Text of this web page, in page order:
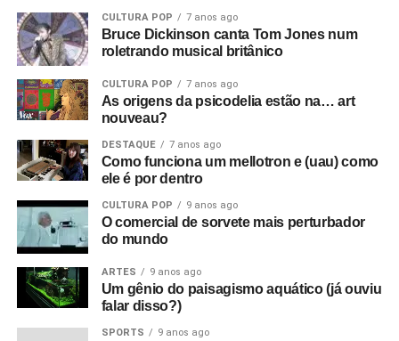
CULTURA POP 7 anos ago
Bruce Dickinson canta Tom Jones num
roletrando musical britânico
CULTURA POP 7 anos ago
As origens da psicodelia estão na… art
nouveau?
DESTAQUE 7 anos ago
Como funciona um mellotron e (uau) como
ele é por dentro
CULTURA POP 9 anos ago
O comercial de sorvete mais perturbador
do mundo
ARTES 9 anos ago
Um gênio do paisagismo aquático (já ouviu
falar disso?)
SPORTS 9 anos ago